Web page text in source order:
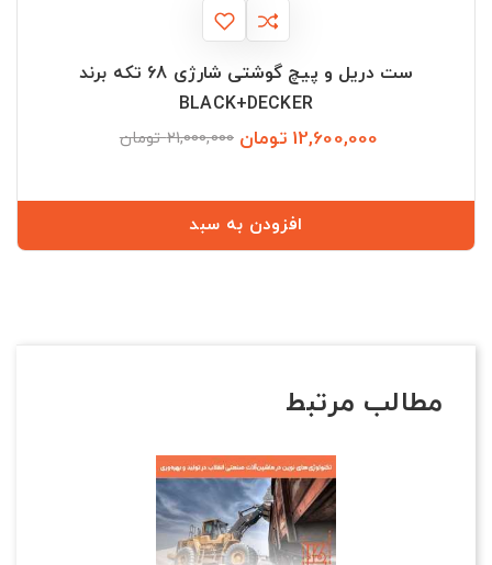
ست دریل و پیچ گوشتی شارژی 68 تکه برند
BLACK+DECKER
12,600,000 تومان 21,000,000 تومان
افزودن به سبد
مطالب مرتبط